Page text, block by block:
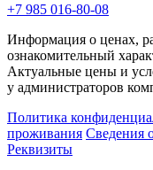
+7 985 016-80-08
Информация о ценах,
ознакомительный
Актуальные цены и
у администраторов
Политика
проживания Сведения
Реквизиты